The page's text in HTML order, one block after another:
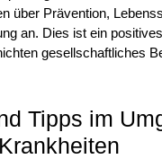
über Prävention,
an. Dies ist ein
gesellschaftliches
Tipps im